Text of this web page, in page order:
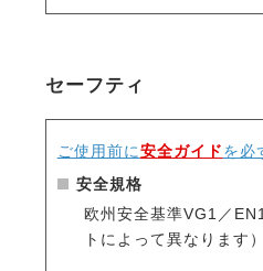
こもりにくく快適です。
インナーのパッドとあご紐
できるので、汗汚れが気に
ます。
ドが別売りされているので
セーフティ
ご使用前に安全ガイドを必
安全規格
欧州安全基準VG1／
トによって異なります）